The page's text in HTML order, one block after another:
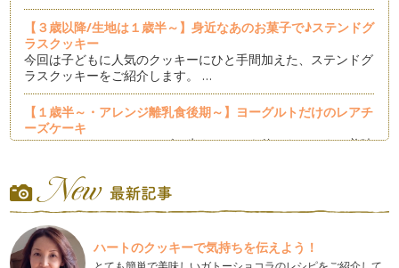
【３歳以降/生地は１歳半～】身近なあのお菓子で♪ステンドグ
ラスクッキー
今回は子どもに人気のクッキーにひと手間加えた、ステンドグ
ラスクッキーをご紹介します。 …
【１歳半～・アレンジ離乳食後期～】ヨーグルトだけのレアチ
ーズケーキ
たっぷりのクリームチーズと生クリームを使ったケーキは美味
【１歳半～・アレンジ離乳食後期～】イースターのアメリカン
ドッグ
日本ではあまり馴染みのないイースター（復活祭）ですが、最
近はお菓子屋さんなどでパステルカラ…
ハートのクッキーで気持ちを伝えよう！